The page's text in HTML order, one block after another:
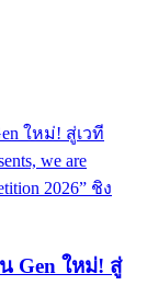
Gen ใหม่! สู่